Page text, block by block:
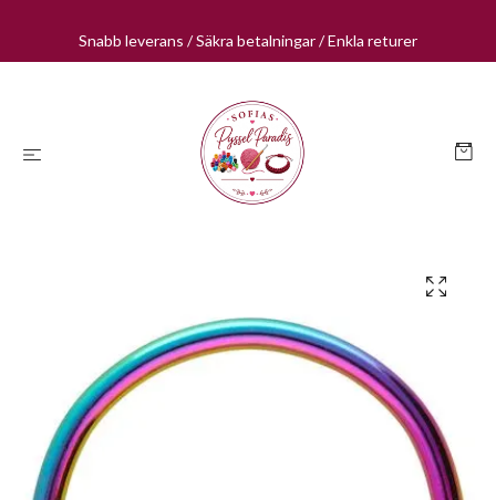
Snabb leverans / Säkra betalningar / Enkla returer